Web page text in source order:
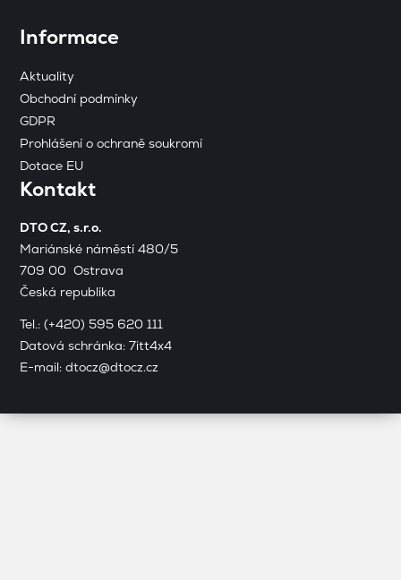
Informace
Aktuality
Obchodní podmínky
GDPR
Prohlášení o ochraně soukromí
Dotace EU
Kontakt
DTO CZ, s.r.o.
Mariánské náměstí 480/5
709 00 Ostrava
Česká republika
Tel.:(+420) 595 620 111
Datová schránka: 7itt4x4
E-mail:dtocz@dtocz.cz